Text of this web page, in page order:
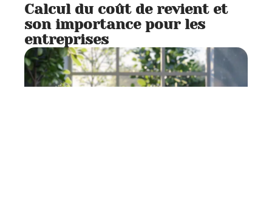
Calcul du coût de revient et
son importance pour les
entreprises